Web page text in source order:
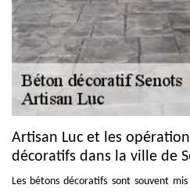
Artisan Luc et les
décoratifs dans la ville de
Les bétons décoratifs sont souvent